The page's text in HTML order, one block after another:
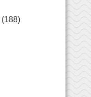
(188)